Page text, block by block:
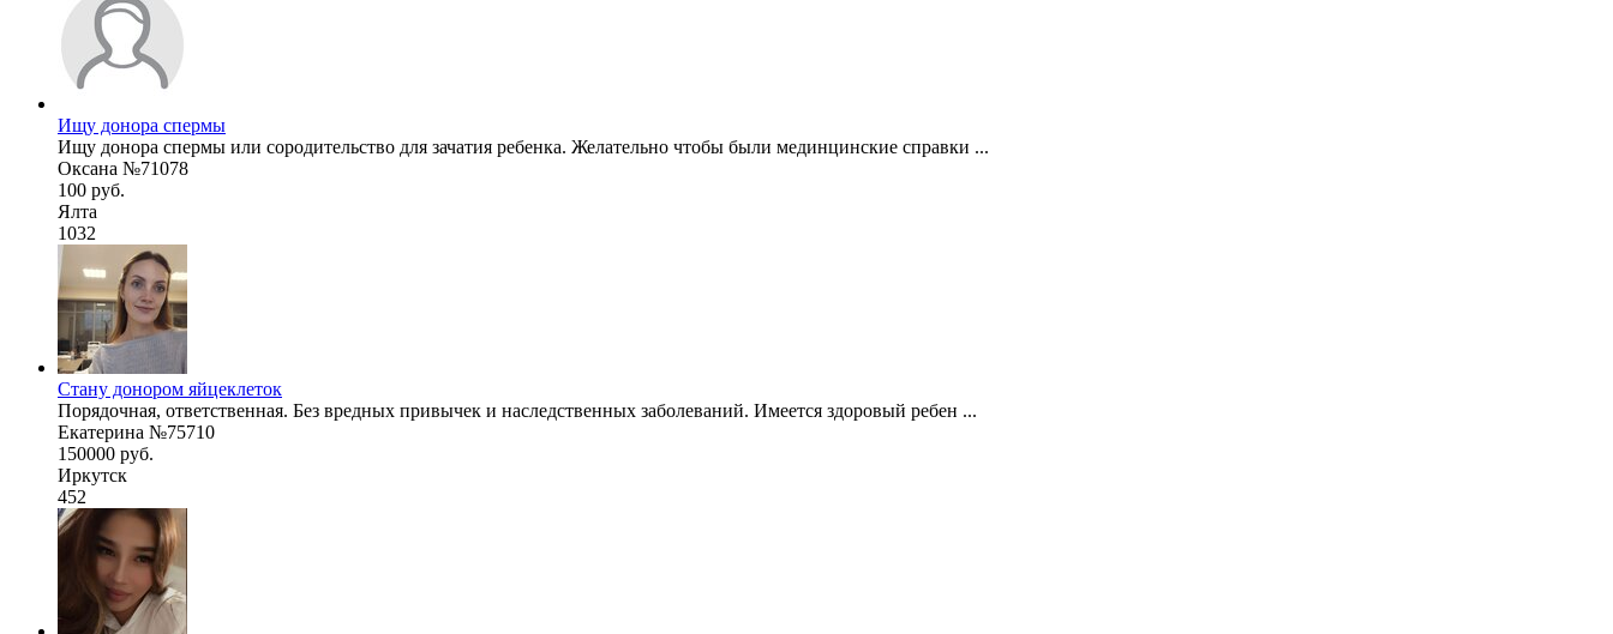
Ищу донора спермы
Ищу донора спермы или сородительство для зачатия ребенка. Желательно чтобы были мединцинские справки ...
Оксана №71078
100 руб.
Ялта
1032
Стану донором яйцеклеток
Порядочная, ответственная. Без вредных привычек и наследственных заболеваний. Имеется здоровый ребен ...
Екатерина №75710
150000 руб.
Иркутск
452